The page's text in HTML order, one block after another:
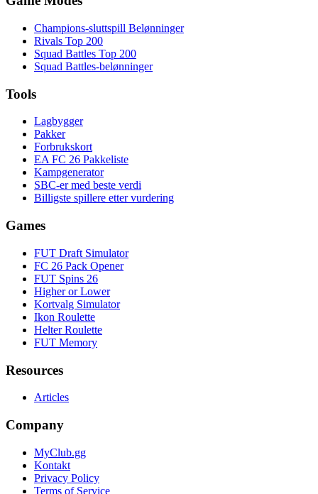
Champions-sluttspill Belønninger
Rivals Top 200
Squad Battles Top 200
Squad Battles-belønninger
Tools
Lagbygger
Pakker
Forbrukskort
EA FC 26 Pakkeliste
Kampgenerator
SBC-er med beste verdi
Billigste spillere etter vurdering
Games
FUT Draft Simulator
FC 26 Pack Opener
FUT Spins 26
Higher or Lower
Kortvalg Simulator
Ikon Roulette
Helter Roulette
FUT Memory
Resources
Articles
Company
MyClub.gg
Kontakt
Privacy Policy
Terms of Service